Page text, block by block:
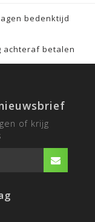
bedenktijd
achteraf betalen
of krijg